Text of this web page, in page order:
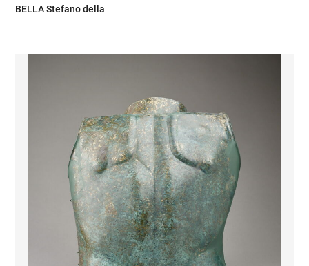
BELLA Stefano della